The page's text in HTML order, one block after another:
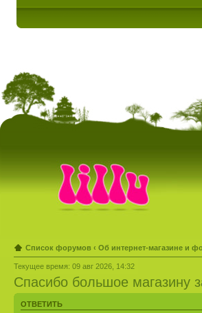
Список форумов ‹ Об интернет-магазине и
Текущее время: 09 авг 2026, 14:32
Спасибо большое магазину
ОТВЕТИТЬ